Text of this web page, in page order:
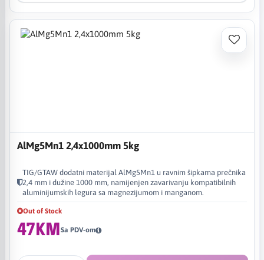
AlMg5Mn1 2,4x1000mm 5kg
TIG/GTAW dodatni materijal AlMg5Mn1 u ravnim šipkama prečnika
2,4 mm i dužine 1000 mm, namijenjen zavarivanju kompatibilnih
aluminijumskih legura sa magnezijumom i manganom.
Out of Stock
47KMSa PDV-om